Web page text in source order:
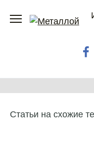
Статьи на схожие